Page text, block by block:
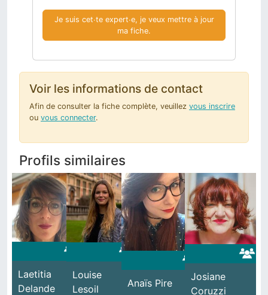
Je suis cet∙te expert∙e, je veux mettre à jour
ma fiche.
Voir les informations de contact
Afin de consulter la fiche complète, veuillez vous inscrire
ou vous connecter.
Profils similaires
Laetitia
Delande
Louise
Lesoil
Anaïs Pire
Josiane
Coruzzi
Miriam Ben
Jattou
Elise
Delhaise
Khatir
Natacha